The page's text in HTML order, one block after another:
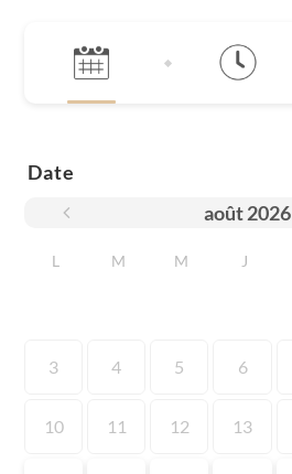
Date
août 2026
L M M J
3 4 5 6
10 11 12 13